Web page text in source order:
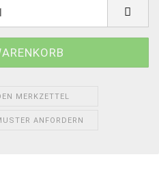
MERKZETTEL
ANFORDERN